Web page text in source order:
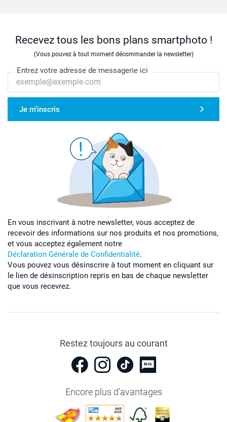
Recevez tous les bons plans smartphoto !
(Vous pouvez à tout moment décommander la newsletter)
Entrez votre adresse de messagerie ici
Je m'inscris
En vous inscrivant à notre newsletter, vous acceptez de
recevoir des informations sur nos produits et nos promotions,
et vous acceptez également notre
Déclaration Générale de Confidentialité.
Vous pouvez vous désinscrire à tout moment en cliquant sur
le lien de désinscription repris en bas de chaque newsletter
que vous recevrez.
Restez toujours au courant
Encore plus d'avantages